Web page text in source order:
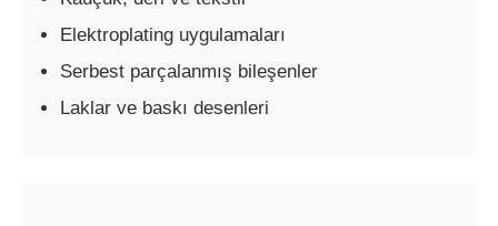
Elektroplating uygulamaları
Serbest parçalanmış bileşenler
Laklar ve baskı desenleri